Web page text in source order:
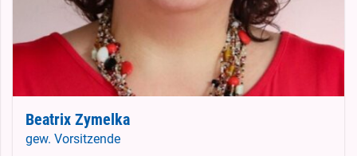
Beatrix Zymelka
gew. Vorsitzende